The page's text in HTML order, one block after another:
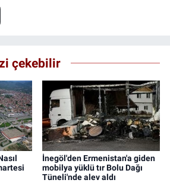
çekebilir
İnegöl'den Ermenistan'a giden
mobilya yüklü tır Bolu Dağı
Tüneli'nde alev aldı